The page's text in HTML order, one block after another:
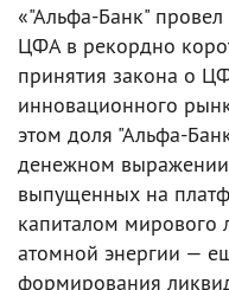
«"Альфа-Банк"
ЦФА в рекордно
принятия закона о
инновационного
этом доля "Альфа-
денежном
выпущенных на
капиталом мирового
атомной энергии —
формирования